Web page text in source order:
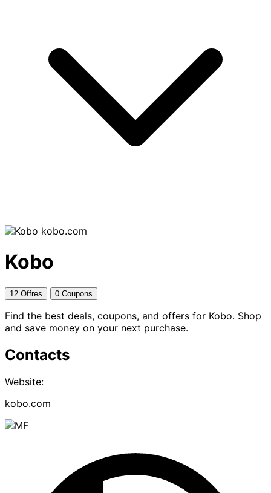
kobo.com
Kobo
12 Offres 0 Coupons
Find the best deals, coupons, and offers for Kobo. Shop
and save money on your next purchase.
Contacts
Website:
kobo.com